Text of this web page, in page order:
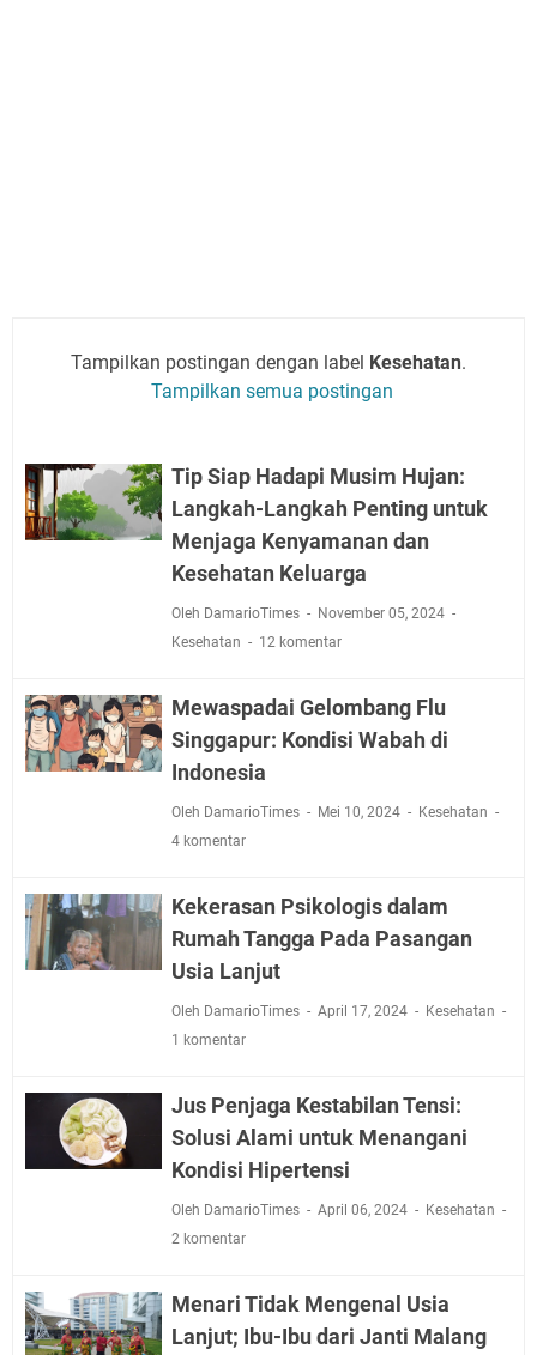
Tampilkan postingan dengan label Kesehatan.
Tampilkan semua postingan
Tip Siap Hadapi Musim Hujan:
Langkah-Langkah Penting untuk
Menjaga Kenyamanan dan
Kesehatan Keluarga
Oleh DamarioTimes
November 05, 2024
Kesehatan
12 komentar
Mewaspadai Gelombang Flu
Singgapur: Kondisi Wabah di
Indonesia
Oleh DamarioTimes Mei 10, 2024
Kesehatan
4 komentar
Kekerasan Psikologis dalam
Rumah Tangga Pada Pasangan
Usia Lanjut
Oleh DamarioTimes April 17, 2024
Kesehatan
1 komentar
Jus Penjaga Kestabilan Tensi:
Solusi Alami untuk Menangani
Kondisi Hipertensi
Oleh DamarioTimes April 06, 2024
Kesehatan
2 komentar
Menari Tidak Mengenal Usia
Lanjut; Ibu-Ibu dari Janti Malang